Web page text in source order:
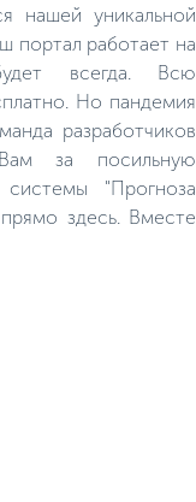
нашей уникальной
портал работает на
всегда. Всю
Но пандемия
разработчиков
за посильную
"Прогноза
здесь. Вместе